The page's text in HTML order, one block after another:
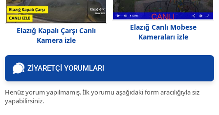
Elazığ Kapalı Çarşı Canlı
Kamera izle
Elazığ Canlı Mobese
Kameraları izle
ZİYARETÇİ YORUMLARI
Henüz yorum yapılmamış. İlk yorumu aşağıdaki form aracılığıyla siz
yapabilirsiniz.